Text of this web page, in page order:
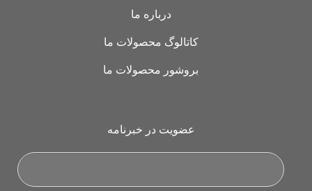
درباره ما
کاتالوگ محصولات ما
بروشور محصولات ما
عضویت در خبرنامه